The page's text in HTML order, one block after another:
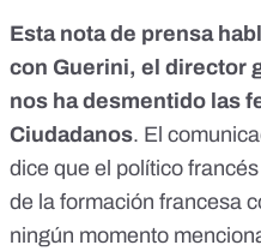
Esta nota de prensa
con Guerini, el director
nos ha desmentido las
Ciudadanos. El
dice que el político
de la formación francesa
ningún momento